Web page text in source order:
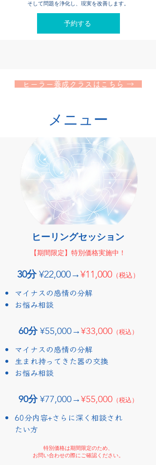
​そして問題を浄化し、現実を改善します。
予約する
​ヒーラー養成クラスはこちら →
​メニュー
ヒーリングセッション
【期間限定】​特別価格実施中！
30分¥22,000→¥11,000（税込）
マイナスの感情の分解
​お悩み相談
60分¥55,000→¥33,000（税込）
マイナスの感情の分解
​生まれ持ってきた器の交換
​お悩み相談
90分¥77,000→¥55,000（税込）
60分内容+さらに深く相談され
たい方
特別価格は期間限定のため、
​お問い合わせの際にご確認ください。